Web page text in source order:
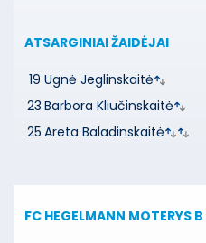
ATSARGINIAI ŽAIDĖJAI
19 Ugnė Jeglinskaitė
23 Barbora Kliučinskaitė
25 Areta Baladinskaitė
FC HEGELMANN MOTERYS B